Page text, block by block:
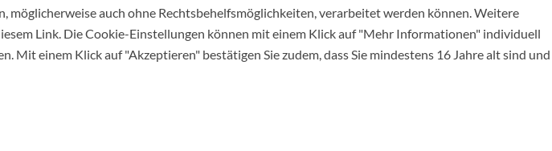
auch ohne Rechtsbehelfsmöglichkeiten, verarbeitet werden können. Weitere
Link. Die Cookie-Einstellungen können mit einem Klick auf "Mehr Informationen" individuell
einem Klick auf "Akzeptieren" bestätigen Sie zudem, dass Sie mindestens 16 Jahre alt sind und